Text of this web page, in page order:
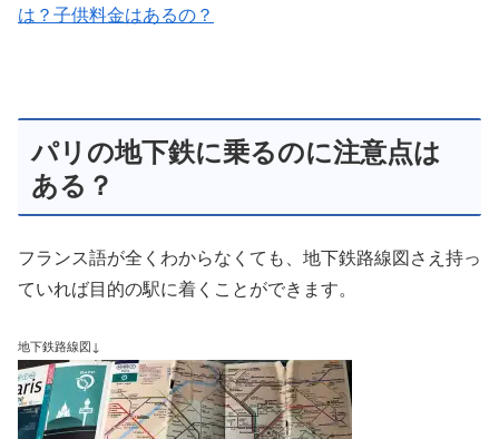
は？子供料金はあるの？
パリの地下鉄に乗るのに注意点は
ある？
フランス語が全くわからなくても、地下鉄路線図さえ持っ
ていれば目的の駅に着くことができます。
地下鉄路線図↓